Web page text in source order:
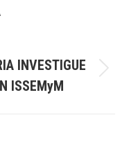
INVESTIGUE
ISSEMyM